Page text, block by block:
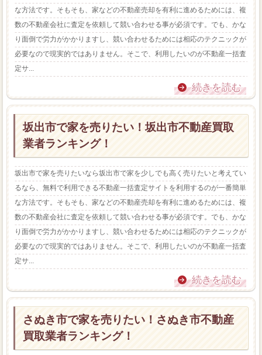
な方法です。そもそも、家などの不動産売却を有利に進めるためには、複
数の不動産会社に査定を依頼して競い合わせる事が必須です。でも、かな
り面倒で労力がかかりますし、競い合わせるためには相応のテクニックが
必要なので現実的ではありません。そこで、利用したいのが不動産一括査
定サ...
続きを読む
坂出市で家を売りたい！坂出市不動産買取
業者ランキング！
坂出市で家を売りたいなら坂出市で家を少しでも高く売りたいと考えてい
るなら、無料で利用できる不動産一括査定サイトを利用するのが一番簡単
な方法です。そもそも、家などの不動産売却を有利に進めるためには、複
数の不動産会社に査定を依頼して競い合わせる事が必須です。でも、かな
り面倒で労力がかかりますし、競い合わせるためには相応のテクニックが
必要なので現実的ではありません。そこで、利用したいのが不動産一括査
定サ...
続きを読む
さぬき市で家を売りたい！さぬき市不動産
買取業者ランキング！